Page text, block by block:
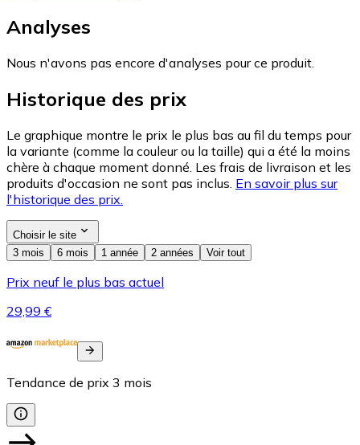
Analyses
Nous n'avons pas encore d'analyses pour ce produit.
Historique des prix
Le graphique montre le prix le plus bas au fil du temps pour
la variante (comme la couleur ou la taille) qui a été la moins
chère à chaque moment donné. Les frais de livraison et les
produits d'occasion ne sont pas inclus. En savoir plus sur
l'historique des prix.
Choisir le site
3 mois
6 mois 1 année 2 années Voir tout
Prix neuf le plus bas actuel
29,99 €
Tendance de prix 3 mois